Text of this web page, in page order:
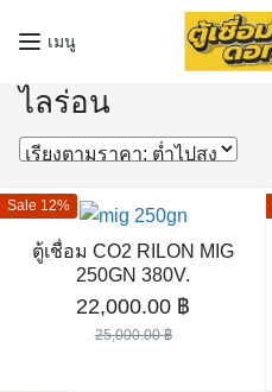
เมนู
ไลร่อน
Sale 12%
ตู้เชื่อม CO2 RILON MIG
250GN 380V.
25,000.00฿
Original
price
22,000.00 ฿